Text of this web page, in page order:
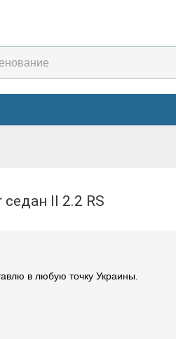
седан II 2.2 RS
в любую точку Украины.